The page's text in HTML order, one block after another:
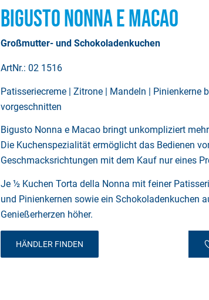
Bigusto Nonna e Macao
Großmutter- und Schokoladenkuchen
ArtNr.: 02 1516
Patisseriecreme | Zitrone | Mandeln | Pinienkerne
vorgeschnitten
Bigusto Nonna e Macao bringt unkompliziert
Die Kuchenspezialität ermöglicht das Bedienen
Geschmacksrichtungen mit dem Kauf nur eines
Je ½ Kuchen Torta della Nonna mit feiner
und Pinienkernen sowie ein Schokoladenkuchen
Genießerherzen höher.
HÄNDLER FINDEN